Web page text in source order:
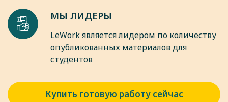
13. Давыдова, М.П. Коррекция речи у детей с дизартрией
[Текст] / М.П. Давыдова. – Курск: Курский областной
институт
усовершенствования учителей, 2013. – 134 с.
14. Дефектологический словарь [Текст] / под ред. А. И.
Дьячкова. – М., 1970. – 500 с.
Весь текст будет доступенпосле покупки
МЫ ЛИДЕРЫ
LeWork является лидером по количеству
опубликованных материалов для
студентов
Купить готовую работу сейчас